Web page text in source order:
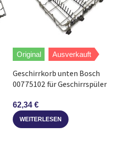
Original Ausverkauft
Geschirrkorb unten Bosch
00775102 für Geschirrspüler
62,34 €
WEITERLESEN